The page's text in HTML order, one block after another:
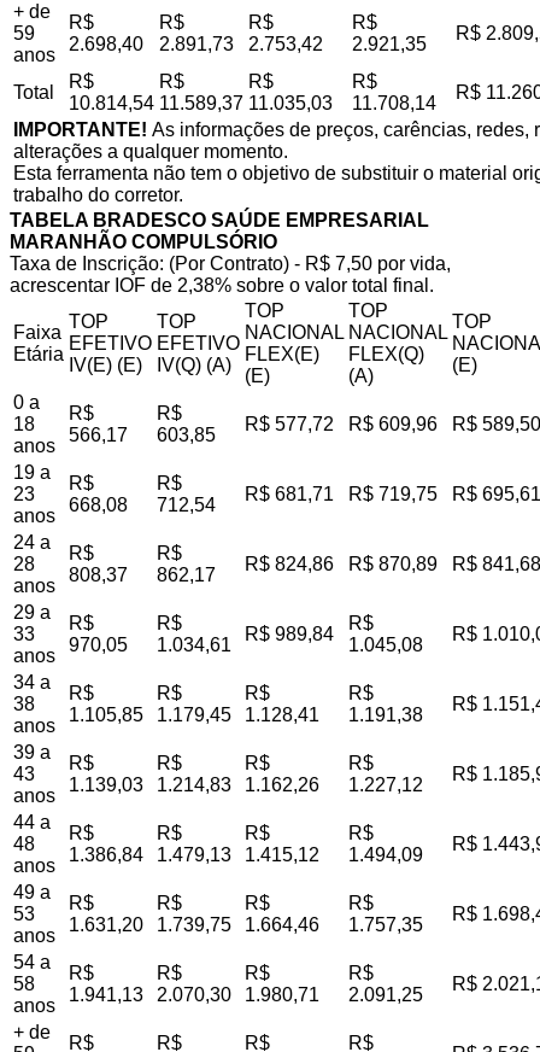
+ de
59
anos
R$
2.698,40
R$
2.891,73
R$
2.753,42
R$
2.921,35
R$
Total
R$
10.814,54
R$
11.589,37
R$
11.035,03
R$
11.708,14
R$
IMPORTANTE! As informações de preços, carências,
alterações a qualquer momento.
Esta ferramenta não tem o objetivo de substituir o material
trabalho do corretor.
TABELA BRADESCO SAÚDE EMPRESARIAL
MARANHÃO COMPULSÓRIO
Taxa de Inscrição: (Por Contrato) - R$ 7,50 por vida,
acrescentar IOF de 2,38% sobre o valor total final.
Faixa
Etária
TOP
EFETIVO
IV(E) (E)
TOP
EFETIVO
IV(Q) (A)
TOP
NACIONAL
FLEX(E)
(E)
TOP
NACIONAL
FLEX(Q)
(A)
TOP
(E)
0 a
18
anos
R$
566,17
R$
603,85
R$ 577,72 R$ 609,96 R$ 589,50
19 a
23
anos
R$
668,08
R$
712,54
R$ 681,71 R$ 719,75 R$ 695,61
24 a
28
anos
R$
808,37
R$
862,17
R$ 824,86 R$ 870,89 R$ 841,68
29 a
33
anos
R$
970,05
R$
1.034,61
R$ 989,84
R$
1.045,08
R$
34 a
38
anos
R$
1.105,85
R$
1.179,45
R$
1.128,41
R$
1.191,38
R$
39 a
43
anos
R$
1.139,03
R$
1.214,83
R$
1.162,26
R$
1.227,12
R$
44 a
48
anos
R$
1.386,84
R$
1.479,13
R$
1.415,12
R$
1.494,09
R$
49 a
53
anos
R$
1.631,20
R$
1.739,75
R$
1.664,46
R$
1.757,35
R$
54 a
58
anos
R$
1.941,13
R$
2.070,30
R$
1.980,71
R$
2.091,25
R$
+ de
R$
R$
R$
R$